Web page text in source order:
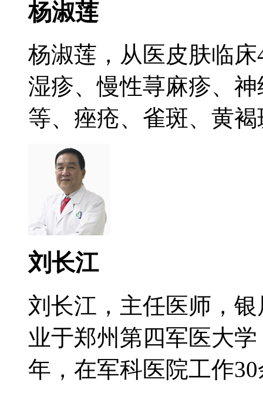
杨淑莲
杨淑莲，从医皮肤临
湿疹、慢性荨麻疹、
等、痤疮、雀斑、黄褐
刘长江
刘长江，主任医师，
业于郑州第四军医大
年，在军科医院工作